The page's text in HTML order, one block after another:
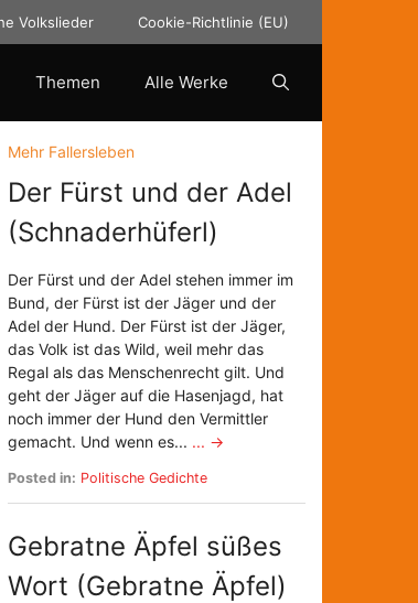
Volkslieder Cookie-Richtlinie (EU)
Themen Alle Werke
Mehr Fallersleben
Der Fürst und der Adel
(Schnaderhüferl)
Der Fürst und der Adel stehen immer im
Bund, der Fürst ist der Jäger und der
Adel der Hund. Der Fürst ist der Jäger,
das Volk ist das Wild, weil mehr das
Regal als das Menschenrecht gilt. Und
geht der Jäger auf die Hasenjagd, hat
noch immer der Hund den Vermittler
gemacht. Und wenn es... ... →
Posted in: Politische Gedichte
Gebratne Äpfel süßes
Wort (Gebratne Äpfel)